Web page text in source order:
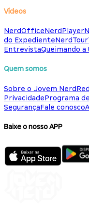
Vídeos
NerdOfficeNerdPlayer
do ExpedienteNerdTour
EntrevistaQueimando a
Quem somos
Sobre o Jovem Nerd
PrivacidadePrograma
SegurançaFale conosco
Baixe o nosso APP